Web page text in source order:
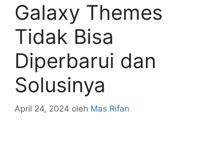
Galaxy Themes
Tidak Bisa
Diperbarui dan
Solusinya
April 24, 2024 oleh Mas Rifan